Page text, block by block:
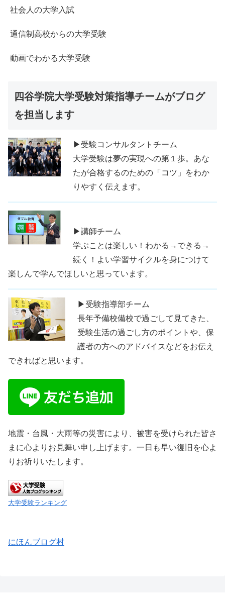
社会人の大学入試
通信制高校からの大学受験
動画でわかる大学受験
四谷学院大学受験対策指導チームがブログ
を担当します
▶受験コンサルタントチーム
大学受験は夢の実現への第１歩。あな
たが合格するのための「コツ」をわか
りやすく伝えます。
▶講師チーム
学ぶことは楽しい！わかる→できる→
続く！よい学習サイクルを身につけて
楽しんで学んでほしいと思っています。
▶受験指導部チーム
長年予備校備校で過ごして見てきた、
受験生活の過ごし方のポイントや、保
護者の方へのアドバイスなどをお伝え
できればと思います。
地震・台風・大雨等の災害により、被害を受けられた皆さ
まに心よりお見舞い申し上げます。一日も早い復旧を心よ
りお祈りいたします。
大学受験ランキング
にほんブログ村